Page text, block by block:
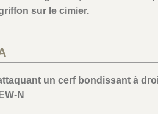
sur le cimier.
un cerf bondissant à
N